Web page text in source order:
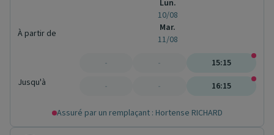
À partir de
Jusqu'à
Lun.
10/08
Mar.
11/08
-
-
-
-
15:15
16:15
Assuré par un remplaçant : Hortense RICHARD